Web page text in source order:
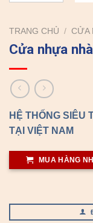
TRANG CHỦ / CỬA
Cửa nhựa
HỆ THỐNG SIÊU
TẠI VIỆT NAM
MUA HÀNG